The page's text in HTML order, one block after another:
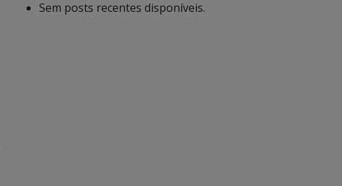
Sem posts recentes disponíveis.